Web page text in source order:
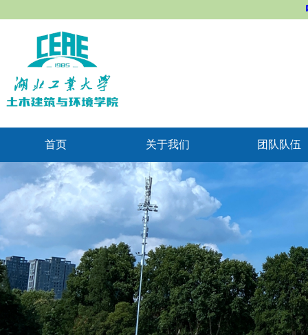
首页 关于我们 团队队伍